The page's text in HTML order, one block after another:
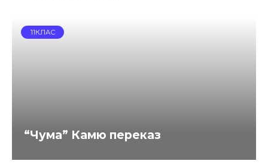
11КЛАС
“Чума” Камю переказ